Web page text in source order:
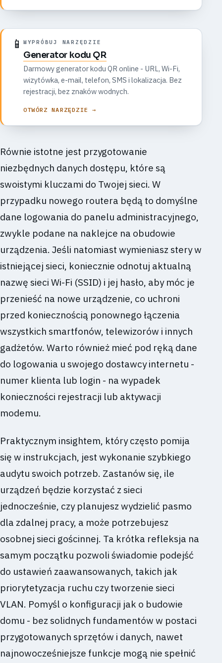
📱 WYPRÓBUJ NARZĘDZIE
Generator kodu QR
Darmowy generator kodu QR online - URL, Wi-Fi,
wizytówka, e-mail, telefon, SMS i lokalizacja. Bez
rejestracji, bez znaków wodnych.
OTWÓRZ NARZĘDZIE →
Równie istotne jest przygotowanie
niezbędnych danych dostępu, które są
swoistymi kluczami do Twojej sieci. W
przypadku nowego routera będą to domyślne
dane logowania do panelu administracyjnego,
zwykle podane na naklejce na obudowie
urządzenia. Jeśli natomiast wymieniasz stery w
istniejącej sieci, koniecznie odnotuj aktualną
nazwę sieci Wi-Fi (SSID) i jej hasło, aby móc je
przenieść na nowe urządzenie, co uchroni
przed koniecznością ponownego łączenia
wszystkich smartfonów, telewizorów i innych
gadżetów. Warto również mieć pod ręką dane
do logowania u swojego dostawcy internetu -
numer klienta lub login - na wypadek
konieczności rejestracji lub aktywacji
modemu.
Praktycznym insightem, który często pomija
się w instrukcjach, jest wykonanie szybkiego
audytu swoich potrzeb. Zastanów się, ile
urządzeń będzie korzystać z sieci
jednocześnie, czy planujesz wydzielić pasmo
dla zdalnej pracy, a może potrzebujesz
osobnej sieci gościnnej. Ta krótka refleksja na
samym początku pozwoli świadomie podejść
do ustawień zaawansowanych, takich jak
priorytetyzacja ruchu czy tworzenie sieci
VLAN. Pomyśl o konfiguracji jak o budowie
domu - bez solidnych fundamentów w postaci
przygotowanych sprzętów i danych, nawet
najnowocześniejsze funkcje mogą nie spełnić